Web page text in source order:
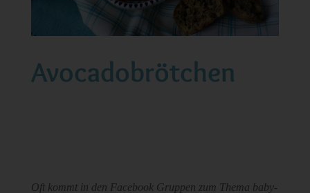
Avocadobrötchen
Oft kommt in den Facebook Gruppen zum Thema baby-